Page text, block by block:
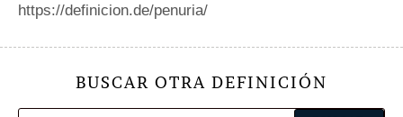
https://definicion.de/penuria/
BUSCAR OTRA DEFINICIÓN